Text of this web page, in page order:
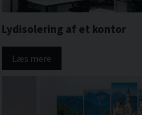
Lydisolering af et kontor
Læs mere